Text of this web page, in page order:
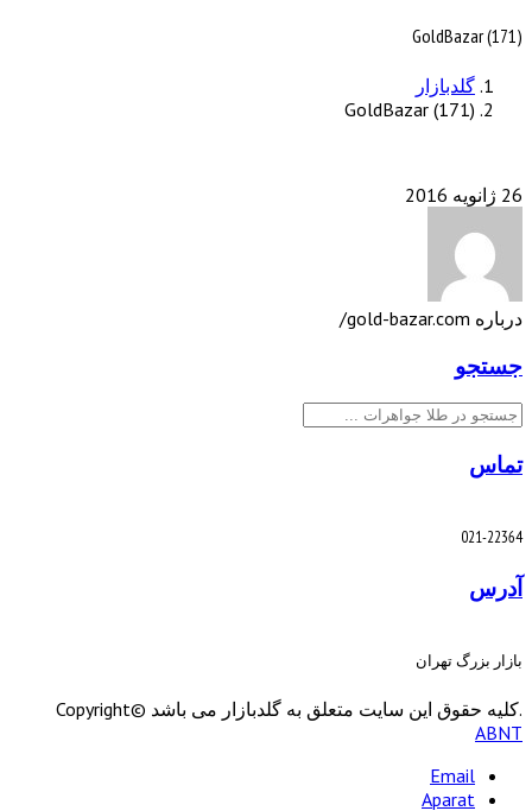
GoldBazar (171)
گلدبازار
GoldBazar (171)
26 ژانویه 2016
درباره gold-bazar.com/
جستجو
جستجو
تماس
021-22364
آدرس
بازار بزرگ تهران
.کليه حقوق اين سايت متعلق به گلدبازار می باشد Copyright©
ABNT
Email
Aparat